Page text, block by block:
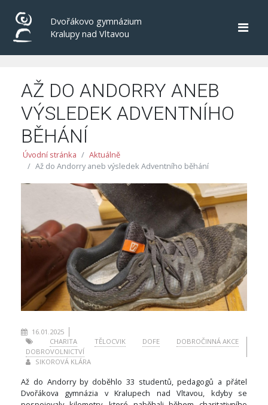
Dvořákovo gymnázium
Kralupy nad Vltavou
AŽ DO ANDORRY ANEB
VÝSLEDEK ADVENTNÍHO
BĚHÁNÍ
Úvodní stránka
Aktuálně
Až do Andorry aneb výsledek Adventního běhání
16.01.2025
CHARITA
TĚLOCVIK DOFE
DOBROČINNÁ AKCE
DOBROVOLNICTVÍ
SIKOROVÁ KLÁRA
Až do Andorry by doběhlo 33 studentů, pedagogů a přátel
Dvořákova gymnázia v Kralupech nad Vltavou, kdyby se